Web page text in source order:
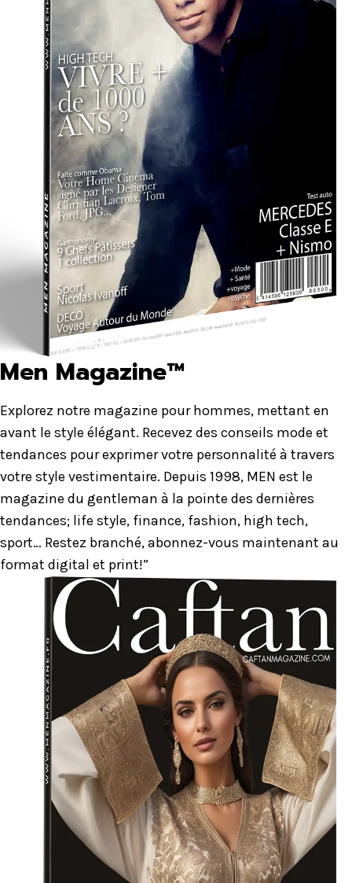
Men Magazine™
Explorez notre magazine pour hommes, mettant en
avant le style élégant. Recevez des conseils mode et
tendances pour exprimer votre personnalité à travers
votre style vestimentaire. Depuis 1998, MEN est le
magazine du gentleman à la pointe des dernières
tendances; life style, finance, fashion, high tech,
sport… Restez branché, abonnez-vous maintenant au
format digital et print!”